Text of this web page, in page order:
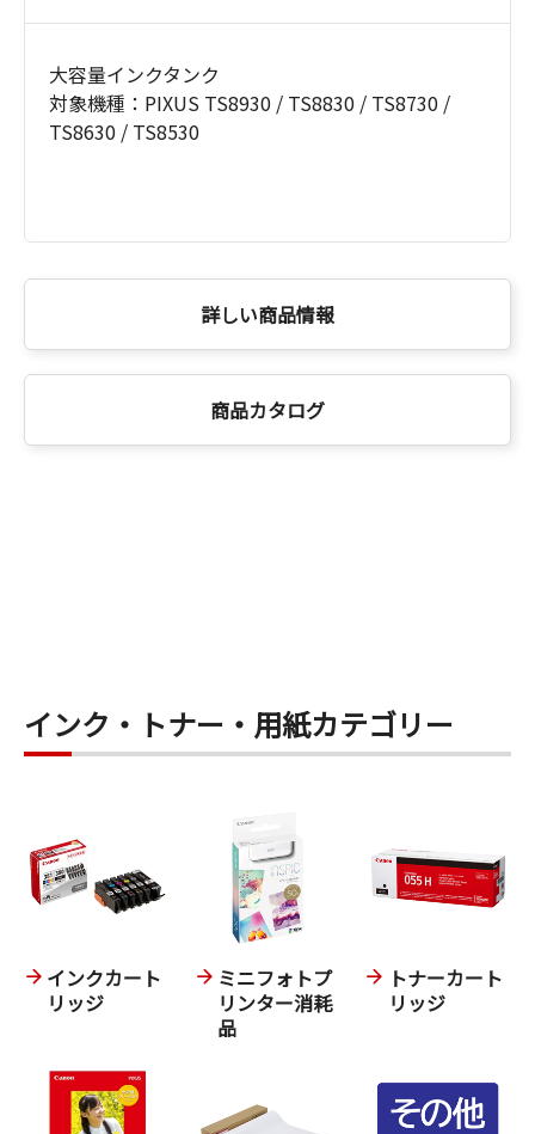
大容量インクタンク
対象機種：PIXUS TS8930 / TS8830 / TS8730 /
TS8630 / TS8530
詳しい商品情報
商品カタログ
インク・トナー・用紙カテゴリー
インクカート
リッジ
ミニフォトプ
リンター消耗
品
トナーカート
リッジ